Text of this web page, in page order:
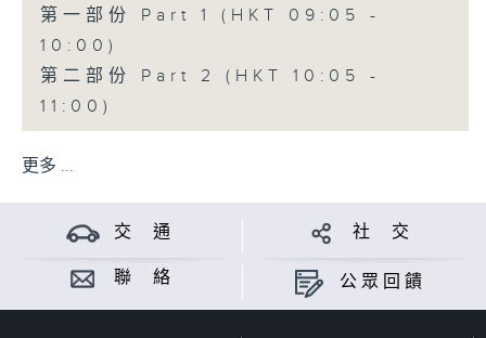
第一部份 Part 1 (HKT 09:05 -
10:00)
第二部份 Part 2 (HKT 10:05 -
11:00)
更多 ...
交 通 社 交
聯 絡 公眾回饋